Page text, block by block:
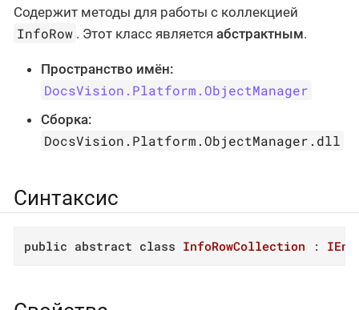
Содержит методы для работы с коллекцией
InfoRow . Этот класс являетсяабстрактным.
Пространство имён:
DocsVision.Platform.ObjectManager
Сборка:
DocsVision.Platform.ObjectManager.dll
Синтаксис
public abstract class InfoRowCollection :